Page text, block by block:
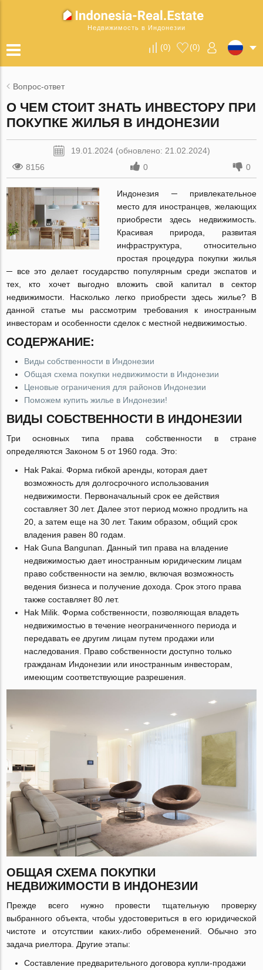
Недвижимость в Индонезии
(0) (0)
Вопрос-ответ
О ЧЕМ СТОИТ ЗНАТЬ ИНВЕСТОРУ ПРИ
ПОКУПКЕ ЖИЛЬЯ В ИНДОНЕЗИИ
19.01.2024 (обновлено: 21.02.2024)
8156
0 0
Индонезия ─ привлекательное
место для иностранцев, желающих
приобрести здесь недвижимость.
Красивая природа, развитая
инфраструктура, относительно
простая процедура покупки жилья
─ все это делает государство популярным среди экспатов и
тех, кто хочет выгодно вложить свой капитал в сектор
недвижимости. Насколько легко приобрести здесь жилье? В
данной статье мы рассмотрим требования к иностранным
инвесторам и особенности сделок с местной недвижимостью.
СОДЕРЖАНИЕ:
Виды собственности в Индонезии
Общая схема покупки недвижимости в Индонезии
Ценовые ограничения для районов Индонезии
Поможем купить жилье в Индонезии!
ВИДЫ СОБСТВЕННОСТИ В ИНДОНЕЗИИ
Три основных типа права собственности в стране
определяются Законом 5 от 1960 года. Это:
Hak Pakai. Форма гибкой аренды, которая дает
возможность для долгосрочного использования
недвижимости. Первоначальный срок ее действия
составляет 30 лет. Далее этот период можно продлить на
20, а затем еще на 30 лет. Таким образом, общий срок
владения равен 80 годам.
Hak Guna Bangunan. Данный тип права на владение
недвижимостью дает иностранным юридическим лицам
право собственности на землю, включая возможность
ведения бизнеса и получение дохода. Срок этого права
также составляет 80 лет.
Hak Milik. Форма собственности, позволяющая владеть
недвижимостью в течение неограниченного периода и
передавать ее другим лицам путем продажи или
наследования. Право собственности доступно только
гражданам Индонезии или иностранным инвесторам,
имеющим соответствующие разрешения.
ОБЩАЯ СХЕМА ПОКУПКИ
НЕДВИЖИМОСТИ В ИНДОНЕЗИИ
Прежде всего нужно провести тщательную проверку
выбранного объекта, чтобы удостовериться в его юридической
чистоте и отсутствии каких-либо обременений. Обычно это
задача риелтора. Другие этапы:
Составление предварительного договора купли-продажи